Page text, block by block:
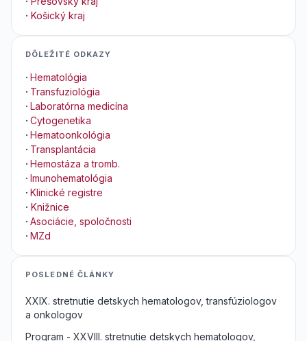
· Košický kraj
DÔLEŽITÉ ODKAZY
· Hematológia
· Transfuziológia
· Laboratórna medicína
· Cytogenetika
· Hematoonkológia
· Transplantácia
· Hemostáza a tromb.
· Imunohematológia
· Klinické registre
· Knižnice
· Asociácie, spoločnosti
· MZd
POSLEDNÉ ČLÁNKY
XXIX. stretnutie detskych hematologov, transfúziologov
a onkologov
Program - XXVIII. stretnutie detskych hematologov,